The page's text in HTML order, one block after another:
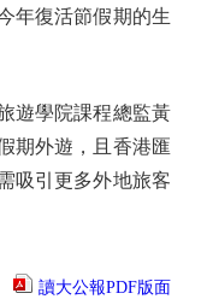
年復活節假期的生
學院課程總監黃
期外遊，且香港匯
吸引更多外地旅客
讀大公報PDF版面